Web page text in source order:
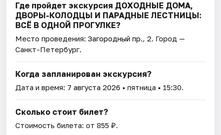
Где пройдет экскурсия ДОХОДНЫЕ ДОМА,
ДВОРЫ-КОЛОДЦЫ И ПАРАДНЫЕ ЛЕСТНИЦЫ:
ВСЁ В ОДНОЙ ПРОГУЛКЕ?
Место проведения:Загородный пр., 2. Город —
Санкт-Петербург.
Когда запланирован экскурсия?
Дата и время: 7 августа 2026 • пятница • 15:30.
Сколько стоит билет?
Стоимость билета: от 855 ₽.